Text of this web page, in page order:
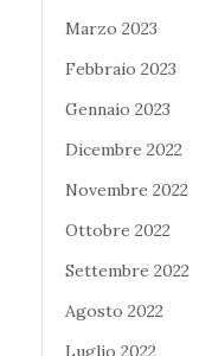
Marzo 2023
Febbraio 2023
Gennaio 2023
Dicembre 2022
Novembre 2022
Ottobre 2022
Settembre 2022
Agosto 2022
Luglio 2022